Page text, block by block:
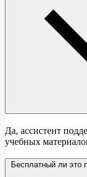
Да, ассистент
учебных
Бесплатный ли это